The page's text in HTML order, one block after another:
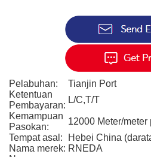
Pelabuhan:
Tianjin Port
Ketentuan
Pembayaran:
L/C,T/T
Kemampuan
Pasokan:
12000 Meter/meter
Tempat asal:
Hebei China
Nama merek: RNEDA